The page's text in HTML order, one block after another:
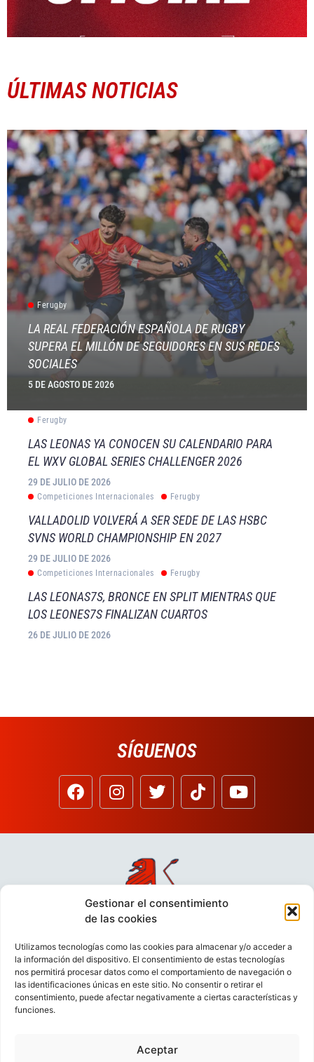
Gestionar el consentimiento
de las cookies
Utilizamos tecnologías como las cookies para almacenar y/o acceder a
la información del dispositivo. El consentimiento de estas tecnologías
nos permitirá procesar datos como el comportamiento de navegación o
las identificaciones únicas en este sitio. No consentir o retirar el
consentimiento, puede afectar negativamente a ciertas características y
funciones.
Aceptar
ÚLTIMAS NOTICIAS
Ferugby
LA REAL FEDERACIÓN ESPAÑOLA DE RUGBY
SUPERA EL MILLÓN DE SEGUIDORES EN SUS REDES
SOCIALES
5 DE AGOSTO DE 2026
Ferugby
LAS LEONAS YA CONOCEN SU CALENDARIO PARA
EL WXV GLOBAL SERIES CHALLENGER 2026
29 DE JULIO DE 2026
Competiciones Internacionales Ferugby
VALLADOLID VOLVERÁ A SER SEDE DE LAS HSBC
SVNS WORLD CHAMPIONSHIP EN 2027
29 DE JULIO DE 2026
Competiciones Internacionales Ferugby
LAS LEONAS7S, BRONCE EN SPLIT MIENTRAS QUE
LOS LEONES7S FINALIZAN CUARTOS
26 DE JULIO DE 2026
SÍGUENOS